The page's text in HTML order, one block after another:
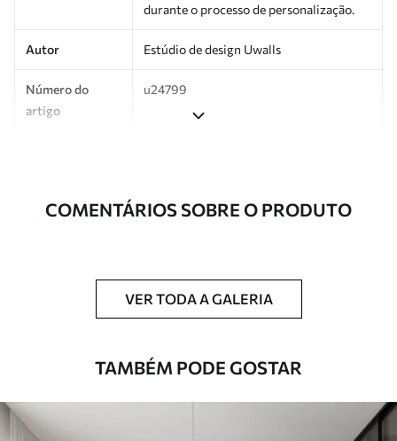
durante o processo de personalização.
Autor Estúdio de design Uwalls
Número do
artigo
u24799
Adicionalmente
Disponível com revestimento de verniz
esponja macia. Murais de parede com
revestimento de verniz podem ser limpos
Aplicação perfeita
COMENTÁRIOS SOBRE O PRODUTO
VER TODA A GALERIA
TAMBÉM PODE GOSTAR